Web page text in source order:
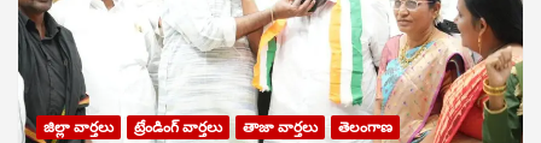
జిల్లా వార్తలు ట్రేండింగ్ వార్తలు తాజా వార్తలు తెలంగాణ